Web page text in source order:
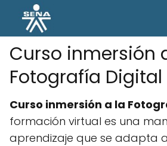
Curso inmersión
Fotografía Digital
Curso inmersión a la
formación virtual es una
aprendizaje que se adapta